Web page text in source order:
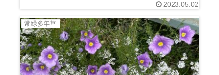
2023.05.02
常緑多年草